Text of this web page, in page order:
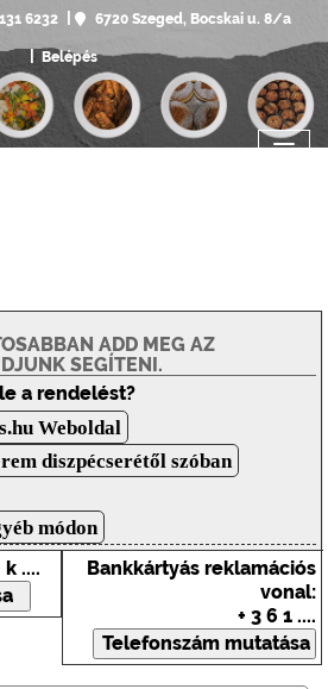
6232 6720 Szeged, Bocskai u. 8/a
Belépés
ADD MEG AZ
SEGÍTENI.
a rendelést?
Weboldal
diszpécserétől szóban
módon
k ....
Bankkártyás reklamációs
vonal:
+ 3 6 1 ....